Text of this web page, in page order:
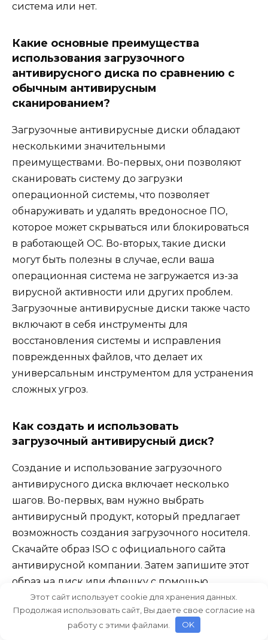
система или нет.
Какие основные преимущества
использования загрузочного
антивирусного диска по сравнению с
обычным антивирусным
сканированием?
Загрузочные антивирусные диски обладают
несколькими значительными
преимуществами. Во-первых, они позволяют
сканировать систему до загрузки
операционной системы, что позволяет
обнаруживать и удалять вредоносное ПО,
которое может скрываться или блокироваться
в работающей ОС. Во-вторых, такие диски
могут быть полезны в случае, если ваша
операционная система не загружается из-за
вирусной активности или других проблем.
Загрузочные антивирусные диски также часто
включают в себя инструменты для
восстановления системы и исправления
поврежденных файлов, что делает их
универсальным инструментом для устранения
сложных угроз.
Как создать и использовать
загрузочный антивирусный диск?
Создание и использование загрузочного
антивирусного диска включает несколько
шагов. Во-первых, вам нужно выбрать
антивирусный продукт, который предлагает
возможность создания загрузочного носителя.
Скачайте образ ISO с официального сайта
антивирусной компании. Затем запишите этот
образ на диск или флешку с помощью
программы для записи ISO-образов, такой как
Rufus или Etcher. После записи вставьте
носитель в компьютер и перезагрузите его,
Этот сайт использует cookie для хранения данных.
Продолжая использовать сайт, Вы даете свое согласие на
работу с этими файлами.
OK